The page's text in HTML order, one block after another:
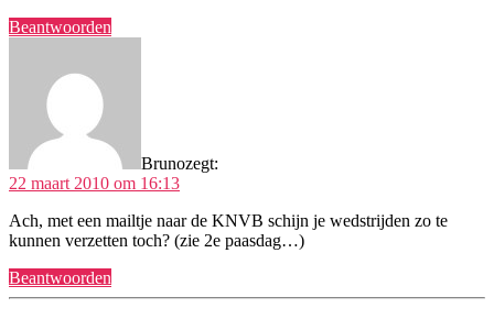
Beantwoorden
Brunozegt:
22 maart 2010 om 16:13
Ach, met een mailtje naar de KNVB schijn je wedstrijden zo te
kunnen verzetten toch? (zie 2e paasdag…)
Beantwoorden